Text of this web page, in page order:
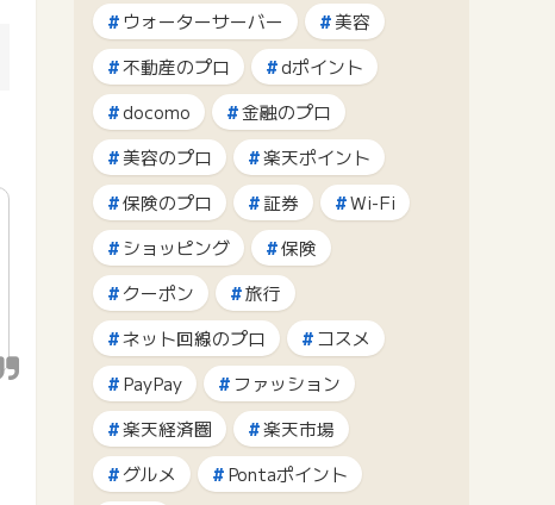
ウォーターサーバー
美容
不動産のプロ
dポイント
docomo
金融のプロ
美容のプロ
楽天ポイント
保険のプロ
証券
Wi-Fi
ショッピング
保険
クーポン
旅行
ネット回線のプロ
コスメ
PayPay
ファッション
楽天経済圏
楽天市場
グルメ
Pontaポイント